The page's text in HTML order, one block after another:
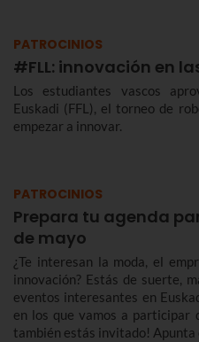
PATROCINIOS
#FLL: innovación en
Los estudiantes vascos
Euskadi (FFL), el torneo de
empezar a innovar.
PATROCINIOS
Prepara tu agenda
de mayo
¿Te interesan la moda, el
innovación? Estás de suerte,
eventos interesantes en
en los que vamos a participar
también estás invitado! Apunta